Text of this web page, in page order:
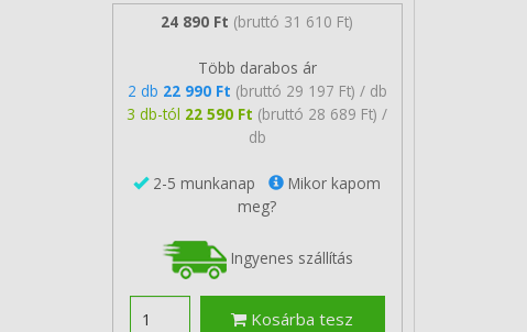
24 890 Ft (bruttó 31 610 Ft)
Több darabos ár
2 db 22 990 Ft (bruttó 29 197 Ft) / db
3 db-tól 22 590 Ft (bruttó 28 689 Ft) /
db
2-5 munkanap
Mikor kapom
meg?
Ingyenes szállítás
Kosárba tesz